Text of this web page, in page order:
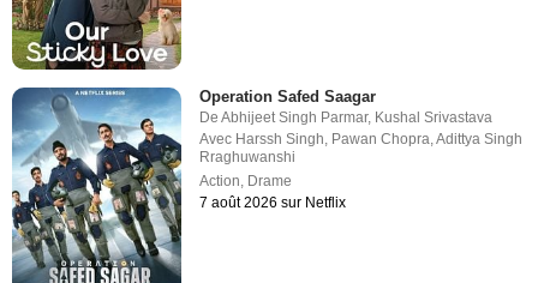
Operation Safed Saagar
DeAbhijeet Singh Parmar, Kushal Srivastava
Avec Harssh Singh, Pawan Chopra,Adittya Singh
Rraghuwanshi
Action, Drame
7 août 2026 sur Netflix